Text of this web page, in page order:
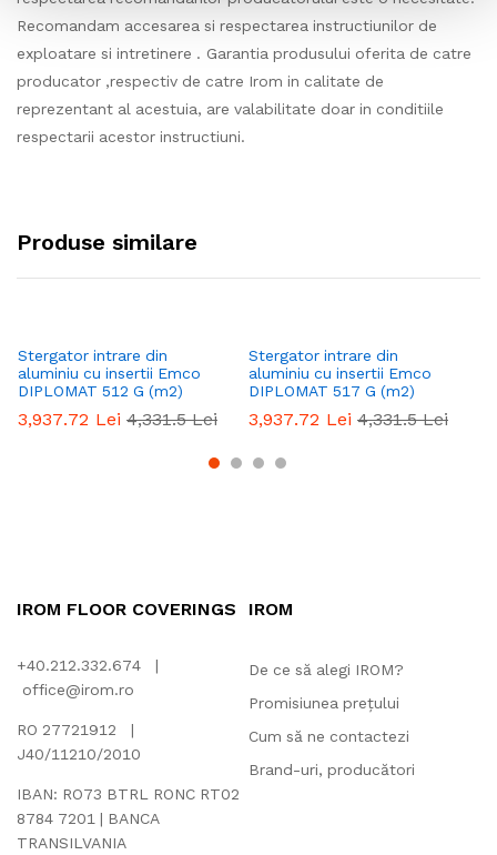
Recomandam accesarea si respectarea instructiunilor de
exploatare si intretinere . Garantia produsului oferita de catre
producator ,respectiv de catre Irom in calitate de
reprezentant al acestuia, are valabilitate doar in conditiile
respectarii acestor instructiuni.
Produse similare
Stergator intrare din
aluminiu cu insertii Emco
DIPLOMAT 512 G (m2)
3,937.72 Lei 4,331.5 Lei
Stergator intrare din
aluminiu cu insertii Emco
DIPLOMAT 517 G (m2)
3,937.72 Lei 4,331.5 Lei
IROM FLOOR COVERINGS
+40.212.332.674 |
office@irom.ro
RO 27721912 |
J40/11210/2010
IBAN: RO73 BTRL RONC RT02
8784 7201 | BANCA
TRANSILVANIA
IROM
De ce să alegi IROM?
Promisiunea prețului
Cum să ne contactezi
Brand-uri, producători